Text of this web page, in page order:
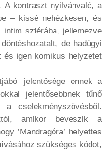
A kontraszt nyilvánvaló, a
– kissé nehézkesen, és
intim szférába, jellemezve
de hadügyi
és igen komikus helyzetet
jelentősége ennek a
jelentősebbnek tűnő
cselekményszövésből.
amikor beveszik a
’Mandragóra’ helyettes
szükséges kódot,